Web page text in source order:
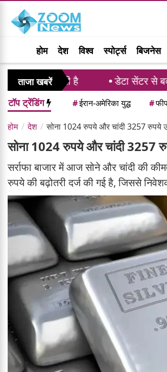
होम देश विश्व स्पोर्ट्स बिजनेस
ताजा खबरें
है डेटा सेंटर से बदलेंगे हालात:
टॉप ट्रेंडिंग #ईरान-अमेरिका युद्ध #
होम देश सोना 1024 रुपये और चांदी 3257 रुपये
सोना 1024 रुपये और चांदी 3257
सर्राफा बाजार में आज सोने और चांदी की
रुपये की बढ़ोतरी दर्ज की गई है, जिससे